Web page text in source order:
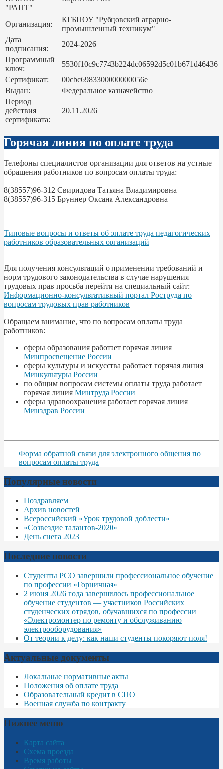
"РАПТ"
Организация:
КГБПОУ "Рубцовский аграрно-
промышленный техникум"
Дата
подписания:
2024-2026
Программный
ключ:
5530f10c9c7743b224dc06592d5c01b671d46436
Сертификат:
00cbc6983300000000056e
Выдан:
Федеральное казначейство
Период
действия
сертификата:
20.11.2026
Горячая линия по оплате труда
Телефоны специалистов организации для ответов на устные
обращения работников по вопросам оплаты труда:
8(38557)96-312 Свиридова Татьяна Владимировна
8(38557)96-315 Бруннер Оксана Александровна
Типовые вопросы и ответы об оплате труда педагогических
работников образовательных организаций
Для получения консультаций о применении требований и
норм трудового законодательства в случае нарушения
трудовых прав просьба перейти на специальный сайт:
Информационно-консультативный портал Роструда по
вопросам трудовых прав работников
Обращаем внимание, что по вопросам оплаты труда
работников:
сферы образования работает горячая линия
Минпросвещение России
сферы культуры и искусства работает горячая линия
Минкультуры России
по общим вопросам системы оплаты труда работает
горячая линия Минтруда России
сферы здравоохранения работает горячая линия
Минздрав России
Форма обратной связи для электронного общения по
вопросам оплаты труда
Популярные новости
Поздравляем
Архив новостей
Всероссийский «Урок трудовой доблести»
«Созвездие талантов-2020»
День снега 2023
Последние новости
Студенты РСО завершили профессиональное обучение
по профессии «Горничная»
2 июня 2026 года завершилось профессиональное
обучение студентов — участников Российских
студенческих отрядов, обучавшихся по профессии
«Электромонтер по ремонту и обслуживанию
электрооборудования»
От теории к делу: как наши студенты покоряют поля!
Актуальные документы
Локальные нормативные акты
Положения об оплате труда
Образовательный кредит в СПО
Военная служба по контракту
Нижнее меню
Карта сайта
Схема проезда
Время работы